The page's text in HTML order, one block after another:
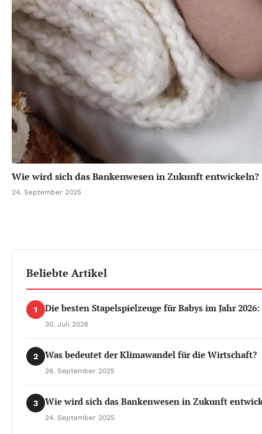
Wie wird sich das Bankenwesen in Zukunft entwickeln?
24. September 2025
Beliebte Artikel
1 Die besten Stapelspielzeuge für Babys im Jahr
30. Juli 2026
2 Was bedeutet der Klimawandel für die Wirtschaft?
26. September 2025
3 Wie wird sich das Bankenwesen in Zukunft
24. September 2025